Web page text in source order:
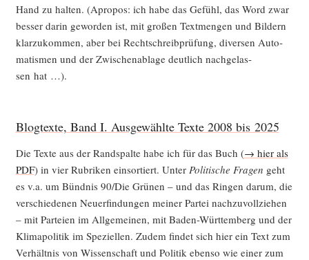
Hand zu hal­ten. (Apro­pos: ich habe das Gefühl, das Word zwar
bes­ser dar­in gewor­den ist, mit gro­ßen Text­men­gen und Bil­dern
klar­zu­kom­men, aber bei Recht­schreib­prü­fung, diver­sen Auto­
ma­tis­men und der Zwi­schen­ab­la­ge deut­lich nach­ge­las­
sen hat …).
Blogtexte, Band I. Ausgewählte Texte 2008 bis 2025
Die Tex­te aus der Rand­spal­te habe ich für das Buch (→ hier als
PDF) in vier Rubri­ken ein­sor­tiert. Unter Poli­ti­sche Fra­gen geht
es v.a. um Bünd­nis 90/Die Grü­nen – und das Rin­gen dar­um, die
ver­schie­de­nen Neu­erfin­dun­gen mei­ner Par­tei nach­zu­voll­zie­hen
– mit Par­tei­en im All­ge­mei­nen, mit Baden-Würt­tem­berg und der
Kli­ma­po­li­tik im Spe­zi­el­len. Zudem fin­det sich hier ein Text zum
Ver­hält­nis von Wis­sen­schaft und Poli­tik eben­so wie einer zum